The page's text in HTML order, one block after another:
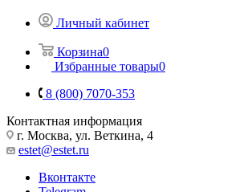
Личный кабинет
Корзина0
Избранные товары0
8 (800) 7070-353
Контактная информация
г. Москва, ул. Веткина, 4
estet@estet.ru
Вконтакте